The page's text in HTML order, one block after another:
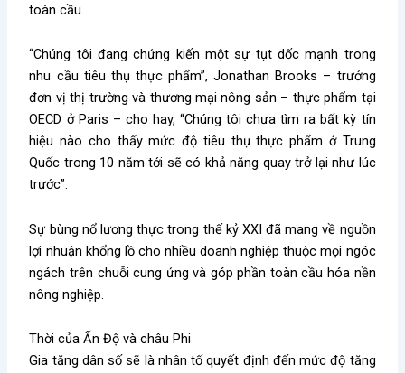
toàn cầu.
“Chúng tôi đang chứng kiến một sự tụt dốc mạnh trong
nhu cầu tiêu thụ thực phẩm”, Jonathan Brooks – trưởng
đơn vị thị trường và thương mại nông sản – thực phẩm tại
OECD ở Paris – cho hay, “Chúng tôi chưa tìm ra bất kỳ tín
hiệu nào cho thấy mức độ tiêu thụ thực phẩm ở Trung
Quốc trong 10 năm tới sẽ có khả năng quay trở lại như lúc
trước”.
Sự bùng nổ lương thực trong thế kỷ XXI đã mang về nguồn
lợi nhuận khổng lồ cho nhiều doanh nghiệp thuộc mọi ngóc
ngách trên chuỗi cung ứng và góp phần toàn cầu hóa nền
nông nghiệp.
Thời của Ấn Độ và châu Phi
Gia tăng dân số sẽ là nhân tố quyết định đến mức độ tăng